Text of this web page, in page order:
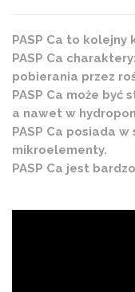
PASP Ca to
PASP Ca
pobierania przez
PASP Ca może
a nawet w
PASP Ca posiada
mikroelementy.
PASP Ca jest